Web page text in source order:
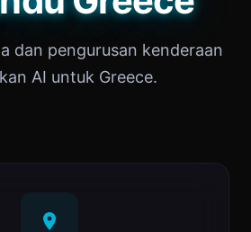
dan pengurusan kenderaan
AI untuk Greece.